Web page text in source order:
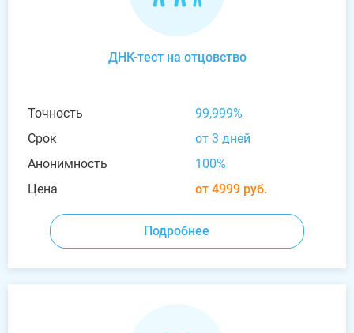
ДНК-тест на отцовство
Точность
99,999%
Срок
от 3 дней
Анонимность
100%
Цена
от 4999 руб.
Подробнее